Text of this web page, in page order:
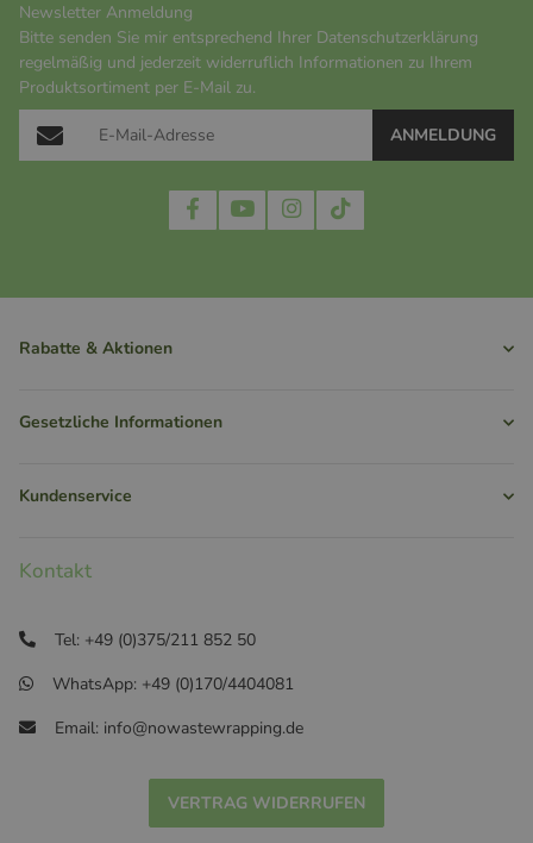
Newsletter Anmeldung
Bitte senden Sie mir entsprechend Ihrer Datenschutzerklärung
regelmäßig und jederzeit widerruflich Informationen zu Ihrem
Produktsortiment per E-Mail zu.
ANMELDUNG
Rabatte & Aktionen
Gesetzliche Informationen
Kundenservice
Kontakt
Tel: +49 (0)375/211 852 50
WhatsApp: +49 (0)170/4404081
Email: info@nowastewrapping.de
VERTRAG WIDERRUFEN